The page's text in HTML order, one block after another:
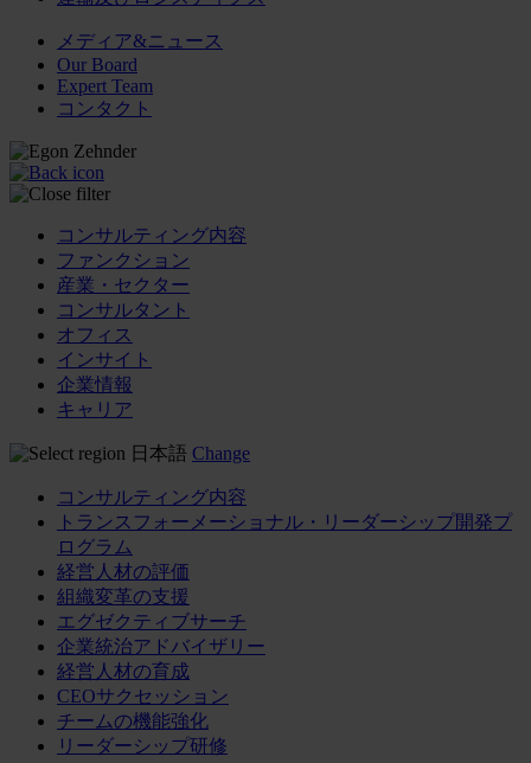
メディア&ニュース
Our Board
Expert Team
コンタクト
コンサルティング内容
ファンクション
産業・セクター
コンサルタント
オフィス
インサイト
企業情報
キャリア
日本語 Change
コンサルティング内容
トランスフォーメーショナル・リーダーシップ開発プ
ログラム
経営人材の評価
組織変革の支援
エグゼクティブサーチ
企業統治アドバイザリー
経営人材の育成
CEOサクセッション
チームの機能強化
リーダーシップ研修